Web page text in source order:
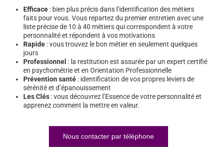
Efficace : bien plus précis dans l’identification des métiers
faits pour vous. Vous repartez du premier entretien avec une
liste précise de 10 à 40 métiers qui correspondent à votre
personnalité et répondent à vos motivations
Rapide : vous trouvez le bon métier en seulement quelques
jours
Professionnel : la restitution est assurée par un expert certifié
en psychométrie et en Orientation Professionnelle
Prévention santé : identification de vos propres leviers de
sérénité et d’épanouissement
Les Clés : vous découvrez l’Essence de votre personnalité et
apprenez comment la mettre en valeur.
Nous contacter par téléphone